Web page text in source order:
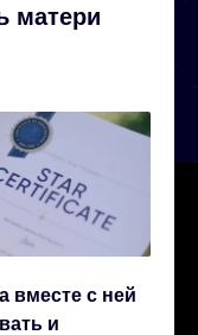
матери
вместе с ней
и